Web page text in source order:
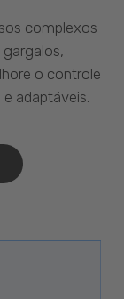
complexos
o controle
adaptáveis.